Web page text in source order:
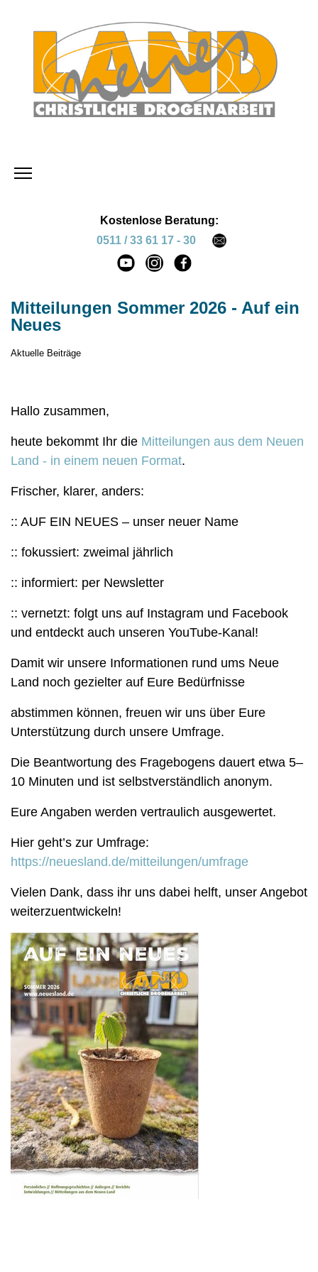
Kostenlose Beratung:
0511 / 33 61 17 - 30
Mitteilungen Sommer 2026 - Auf ein
Neues
Aktuelle Beiträge
Hallo zusammen,
heute bekommt Ihr die Mitteilungen aus dem Neuen
Land - in einem neuen Format.
Frischer, klarer, anders:
:: AUF EIN NEUES – unser neuer Name
:: fokussiert: zweimal jährlich
:: informiert: per Newsletter
:: vernetzt: folgt uns auf Instagram und Facebook
und entdeckt auch unseren YouTube-Kanal!
Damit wir unsere Informationen rund ums Neue
Land noch gezielter auf Eure Bedürfnisse
abstimmen können, freuen wir uns über Eure
Unterstützung durch unsere Umfrage.
Die Beantwortung des Fragebogens dauert etwa 5–
10 Minuten und ist selbstverständlich anonym.
Eure Angaben werden vertraulich ausgewertet.
Hier geht’s zur Umfrage:
https://neuesland.de/mitteilungen/umfrage
Vielen Dank, dass ihr uns dabei helft, unser Angebot
weiterzuentwickeln!